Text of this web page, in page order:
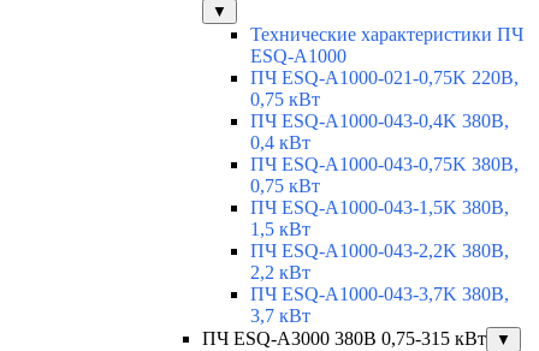
▼
Технические характеристики ПЧ
ESQ-A1000
ПЧ ESQ-A1000-021-0,75K 220В,
0,75 кВт
ПЧ ESQ-A1000-043-0,4K 380В,
0,4 кВт
ПЧ ESQ-A1000-043-0,75K 380В,
0,75 кВт
ПЧ ESQ-A1000-043-1,5K 380В,
1,5 кВт
ПЧ ESQ-A1000-043-2,2K 380В,
2,2 кВт
ПЧ ESQ-A1000-043-3,7K 380В,
3,7 кВт
ПЧ ESQ-A3000 380В 0,75-315 кВт
▼